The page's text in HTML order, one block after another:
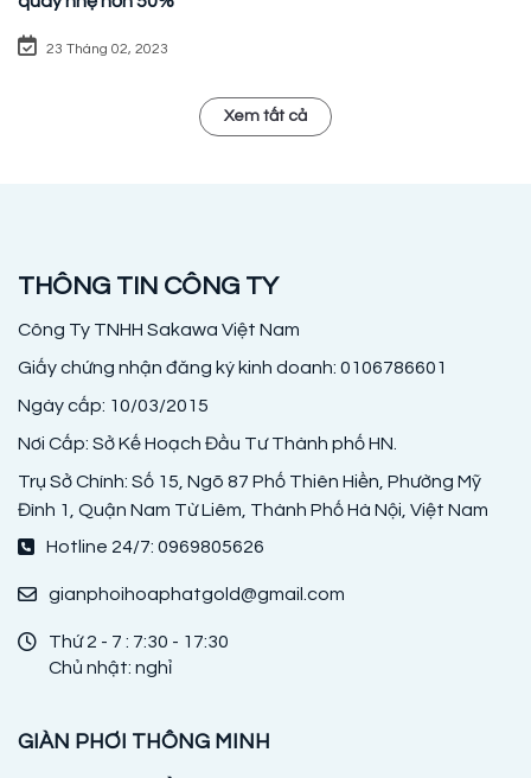
23 Tháng 02, 2023
Xem tất cả
THÔNG TIN CÔNG TY
Công Ty TNHH Sakawa Việt Nam
Giấy chứng nhận đăng ký kinh doanh: 0106786601
Ngày cấp: 10/03/2015
Nơi Cấp: Sở Kế Hoạch Đầu Tư Thành phố HN.
Trụ Sở Chính: Số 15, Ngõ 87 Phố Thiên Hiền, Phường Mỹ
Đình 1, Quận Nam Từ Liêm, Thành Phố Hà Nội, Việt Nam
Hotline 24/7: 0969805626
gianphoihoaphatgold@gmail.com
Thứ 2 - 7 : 7:30 - 17:30
Chủ nhật: nghỉ
GIÀN PHƠI THÔNG MINH